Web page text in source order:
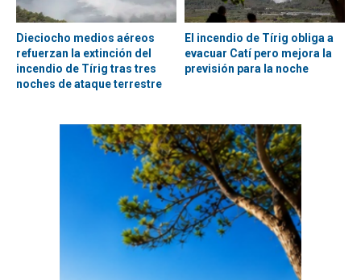
Dieciocho medios aéreos
refuerzan la extinción del
incendio de Tírig tras tres
noches de ataque terrestre
El incendio de Tírig obliga a
evacuar Catí pero mejora la
previsión para la noche